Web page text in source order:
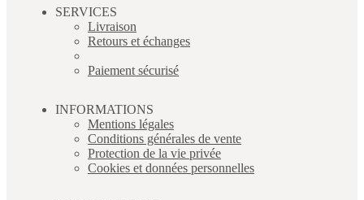
SERVICES
Livraison
Retours et échanges
Paiement sécurisé
INFORMATIONS
Mentions légales
Conditions générales de vente
Protection de la vie privée
Cookies et données personnelles